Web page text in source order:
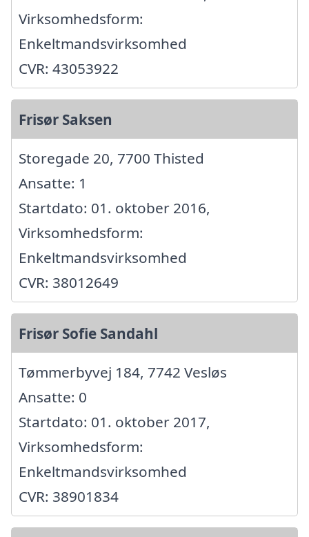
Virksomhedsform:
Enkeltmandsvirksomhed
CVR: 43053922
Frisør Saksen
Storegade 20, 7700 Thisted
Ansatte: 1
Startdato: 01. oktober 2016,
Virksomhedsform:
Enkeltmandsvirksomhed
CVR: 38012649
Frisør Sofie Sandahl
Tømmerbyvej 184, 7742 Vesløs
Ansatte: 0
Startdato: 01. oktober 2017,
Virksomhedsform:
Enkeltmandsvirksomhed
CVR: 38901834